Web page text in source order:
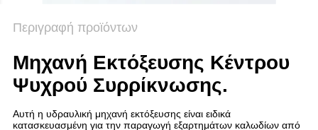
Περιγραφή προϊόντων
Μηχανή Εκτόξευσης Κέντρου
Ψυχρού Συρρίκνωσης.
Αυτή η υδραυλική μηχανή εκτόξευσης είναι ειδικά
κατασκευασμένη για την παραγωγή εξαρτημάτων καλωδίων από